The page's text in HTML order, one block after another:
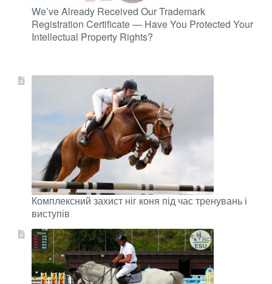
We’ve Already Received Our Trademark
Registration Certificate — Have You Protected Your
Intellectual Property Rights?
Комплексний захист ніг коня під час тренувань і
виступів